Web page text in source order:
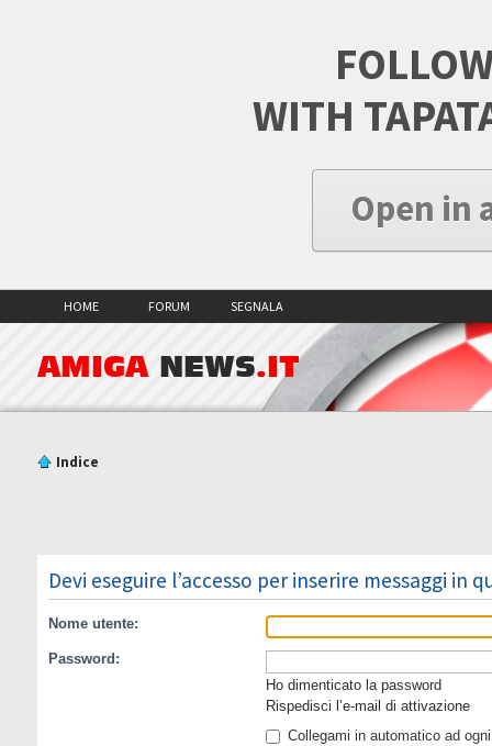
WITH
Open in
HOME FORUM SEGNALA
AMIGA NEWS.IT
Indice
Devi eseguire l’accesso per inserire messaggi in
Nome utente:
Password:
Ho dimenticato la password
Rispedisci l’e-mail di attivazione
Collegami in automatico ad